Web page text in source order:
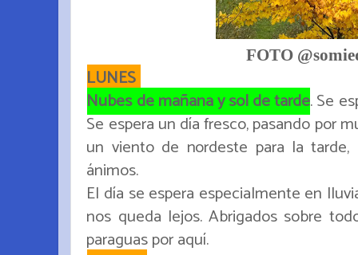
FOTO
LUNES
Nubes de mañana y sol de tarde. Se
Se espera un día fresco, pasando por
un viento de nordeste para la
ánimos.
El día se espera especialmente en
nos queda lejos. Abrigados sobre
paraguas por aquí.